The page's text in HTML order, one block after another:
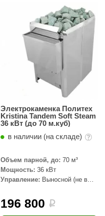
Электрокаменка Политех
Kristina Tandem Soft Steam
36 кВт (до 70 м.куб)
в наличии (на складе)
Объем парной, до: 70 м³
Мощность: 36 кВт
Управление: Выносной (не в
196 800 i